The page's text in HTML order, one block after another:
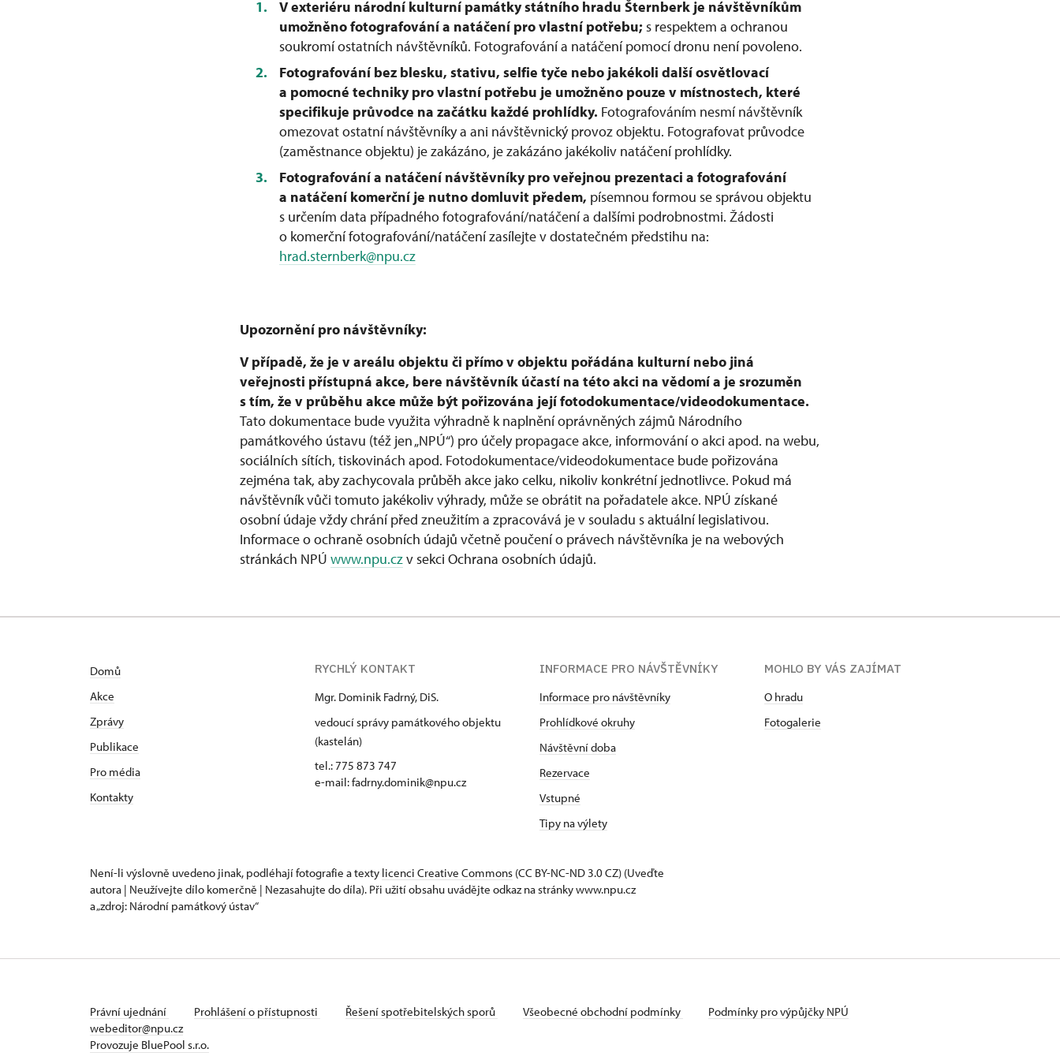
V exteriéru národní kulturní památky státního hradu Šternberk je návštěvníkům
umožněno fotografování a natáčení pro vlastní potřebu;s respektem a ochranou
soukromí ostatních návštěvníků. Fotografování a natáčení pomocí dronu není povoleno.
Fotografování bez blesku, stativu, selfie tyče nebo jakékoli další osvětlovací
a pomocné techniky pro vlastní potřebu je umožněno pouze v místnostech, které
specifikuje průvodce na začátku každé prohlídky. Fotografováním nesmí návštěvník
omezovat ostatní návštěvníky a ani návštěvnický provoz objektu. Fotografovat průvodce
(zaměstnance objektu) je zakázáno, je zakázáno jakékoliv natáčení prohlídky.
Fotografování a natáčení návštěvníky pro veřejnou prezentaci a fotografování
a natáčení komerční je nutno domluvit předem, písemnou formou se správou objektu
s určením data případného fotografování/natáčení a dalšími podrobnostmi. Žádosti
o komerční fotografování/natáčení zasílejte v dostatečném předstihu na:
hrad.sternberk@npu.cz
Upozornění pro návštěvníky:
V případě, že je v areálu objektu či přímo v objektu pořádána kulturní nebo jiná
veřejnosti přístupná akce, bere návštěvník účastí na této akci na vědomí a je srozuměn
s tím, že v průběhu akce může být pořizována její fotodokumentace/videodokumentace.
Tato dokumentace bude využita výhradně k naplnění oprávněných zájmů Národního
památkového ústavu (též jen „NPÚ“) pro účely propagace akce, informování o akci apod. na webu,
sociálních sítích, tiskovinách apod. Fotodokumentace/videodokumentace bude pořizována
zejména tak, aby zachycovala průběh akce jako celku, nikoliv konkrétní jednotlivce. Pokud má
návštěvník vůči tomuto jakékoliv výhrady, může se obrátit na pořadatele akce. NPÚ získané
osobní údaje vždy chrání před zneužitím a zpracovává je v souladu s aktuální legislativou.
Informace o ochraně osobních údajů včetně poučení o právech návštěvníka je na webových
stránkách NPÚ www.npu.czv sekci Ochrana osobních údajů.
Domů
Akce
Zprávy
Publikace
Pro média
Kontakty
RYCHLÝ KONTAKT
Mgr. Dominik Fadrný, DiS.
vedoucí správy památkového objektu
(kastelán)
tel.: 775 873 747
e-mail: fadrny.dominik@npu.cz
INFORMACE PRO NÁVŠTĚVNÍKY
Informace pro návštěvníky
Prohlídkové okruhy
Návštěvní doba
Rezervace
Vstupné
Tipy na výlety
MOHLO BY VÁS ZAJÍMAT
O hradu
Fotogalerie
Není-li výslovně uvedeno jinak, podléhají fotografie a texty licenci Creative Commons (CC BY-NC-ND 3.0 CZ) (Uveďte
autora | Neužívejte dílo komerčně | Nezasahujte do díla). Při užití obsahu uvádějte odkaz na stránky www.npu.cz
a „zdroj: Národní památkový ústav“
Právní ujednání Prohlášení o přístupnosti Řešení spotřebitelských sporů Všeobecné obchodní podmínky
Podmínky pro výpůjčky NPÚ
webeditor@npu.cz
Provozuje BluePool s.r.o.